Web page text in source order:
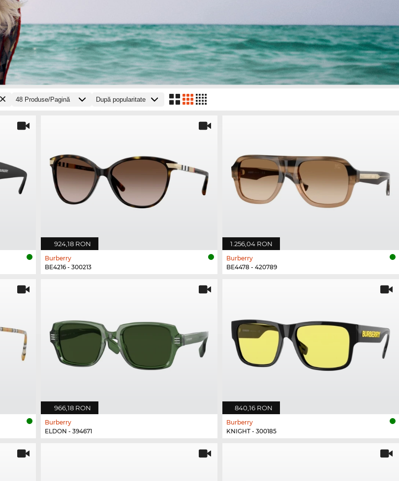
924,18 RON
Burberry
BE4216 - 300213
1.256,04 RON
Burberry
BE4478 - 420789
966,18 RON
Burberry
ELDON - 394671
840,16 RON
Burberry
KNIGHT - 300185